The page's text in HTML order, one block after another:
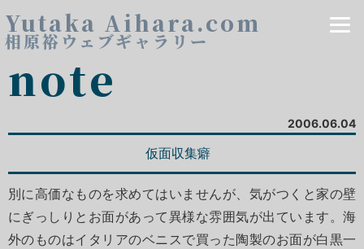
Yutaka Aihara.com
相原裕ウェブギャラリー
note
2006.06.04
仮面収集癖
別に高価なものを求めてはいませんが、気がつくと家の壁
にぎっしりとお面があって異様な雰囲気が出ています。海
外のものはイタリアのベニスで買った陶製のお面が白黒一